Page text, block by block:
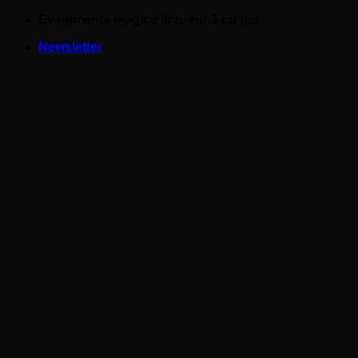
contentNewsletter